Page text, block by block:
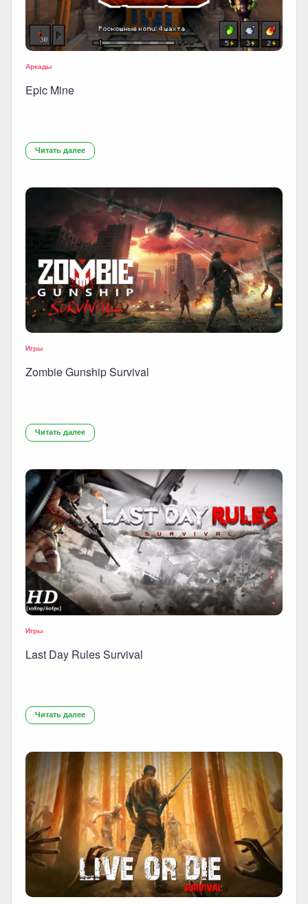
Аркады
Epic Mine
Читать далее
Игры
Zombie Gunship Survival
Читать далее
Игры
Last Day Rules Survival
Читать далее